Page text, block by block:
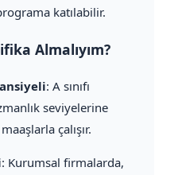
katılabilir.
Almalıyım?
: A sınıfı
seviyelerine
çalışır.
: Kurumsal firmalarda,